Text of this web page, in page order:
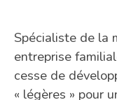
Spécialiste de la
entreprise
cesse de
« légères » pour